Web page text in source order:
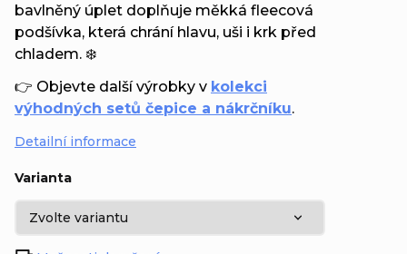
Varianta
bavlněný úplet doplňuje měkká fleecová
podšívka, která chrání hlavu, uši i krk před
chladem. ❄️
👉 Objevte další výrobky v kolekci
výhodných setů čepice a nákrčníku.
Detailní informace